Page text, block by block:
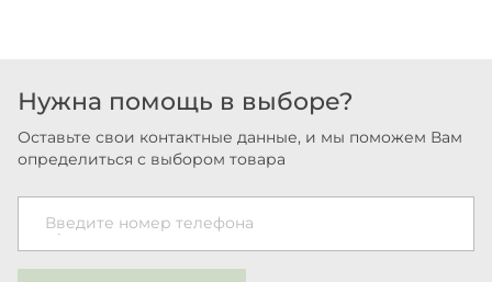
Нужна помощь в выборе?
Оставьте свои контактные данные, и мы поможем Вам
определиться с выбором товара
Введите номер телефона